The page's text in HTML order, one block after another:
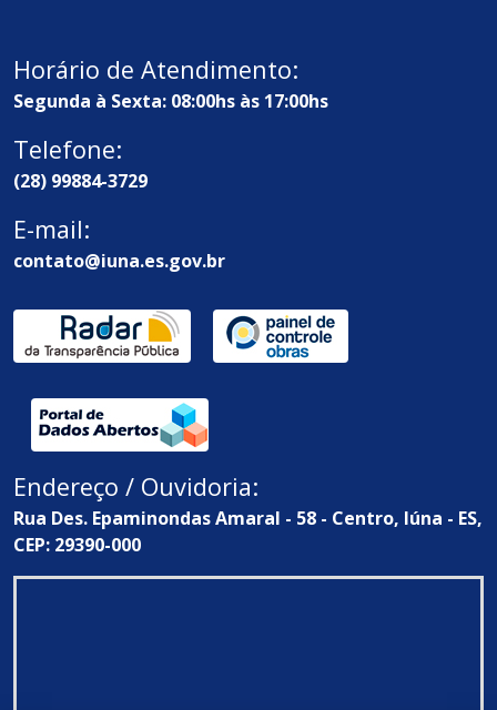
Horário de Atendimento:
Segunda à Sexta: 08:00hs às 17:00hs
Telefone:
(28) 99884-3729
E-mail:
contato@iuna.es.gov.br
Endereço / Ouvidoria:
Rua Des. Epaminondas Amaral - 58 - Centro, Iúna - ES,
CEP: 29390-000